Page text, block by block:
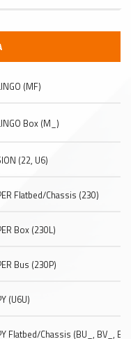
(MF)
Box (M_)
(22, U6)
Flatbed/Chassis (230)
Box (230L)
Bus (230P)
(U6U)
Flatbed/Chassis (BU_, BV_,